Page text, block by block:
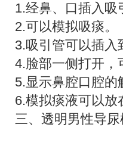
1.经鼻、口插入吸
2.可以模拟吸痰。
3.吸引管可以插
4.脸部一侧打开，
5.显示鼻腔口腔
6.模拟痰液可以
三、 透明男性导